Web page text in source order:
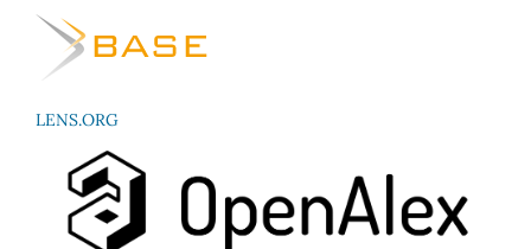
LENS.ORG